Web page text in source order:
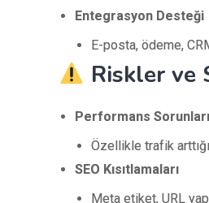
Entegrasyon Desteği
E-posta, ödeme,
Riskler ve
Performans Sorunları
Özellikle trafik
SEO Kısıtlamaları
Meta etiket, URL